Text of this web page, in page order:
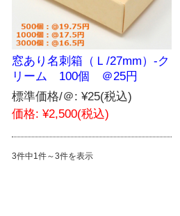
窓あり名刺箱（Ｌ/27mm）-ク
リーム 100個 ＠25円
標準価格/＠: ¥25(税込)
価格: ¥2,500(税込)
3件中1件～3件を表示